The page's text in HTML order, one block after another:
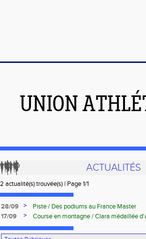
UNION
ACTUALITÉS
2 actualité(s) trouvée(s) | Page 1/1
28/09 >
Piste / Des podiums au France Master
17/09
>
Course en montagne / Clara médaillée